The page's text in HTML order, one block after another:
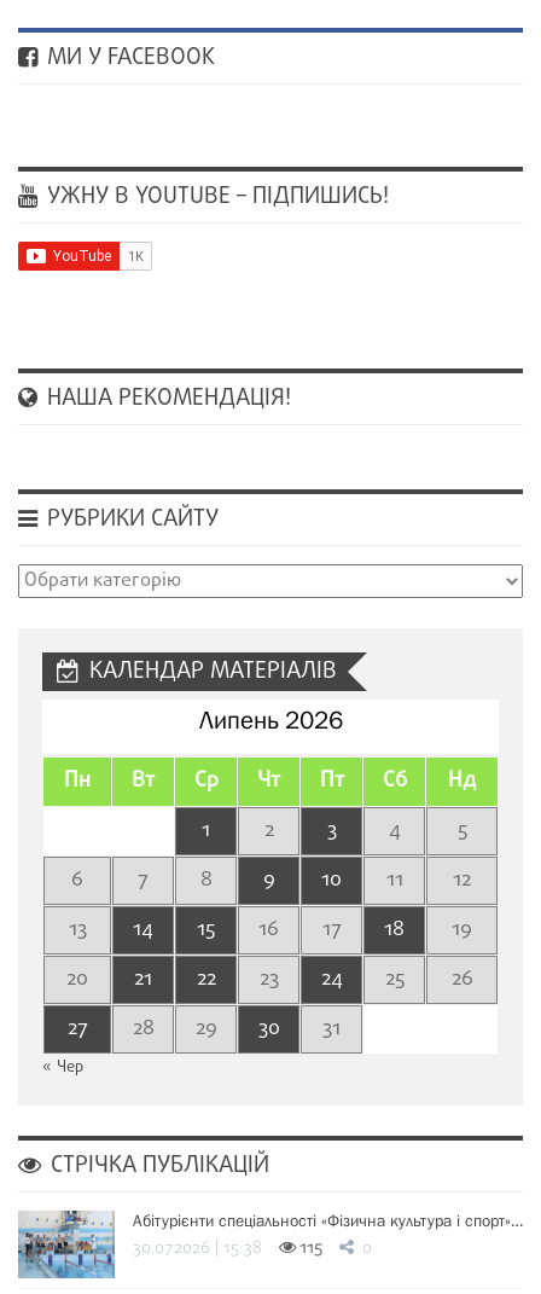
МИ У FACEBOOK
УЖНУ В YOUTUBE – ПІДПИШИСЬ!
НАША РЕКОМЕНДАЦІЯ!
РУБРИКИ САЙТУ
Рубрики
КАЛЕНДАР МАТЕРІАЛІВ
Липень 2026
Пн Вт Ср Чт Пт Сб Нд
1 2 3 4
5
6
7 8 9 10 11
12
13
14 15 16 17 18
19
20
21 22 23 24 25
26
27
28 29 30 31
« Чер
СТРІЧКА ПУБЛІКАЦІЙ
Абітурієнти спеціальності «Фізична культура і спорт»…
30.07.2026 | 15:38 115 0